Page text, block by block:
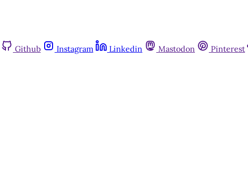
Github Instagram Linkedin Mastodon Pinterest